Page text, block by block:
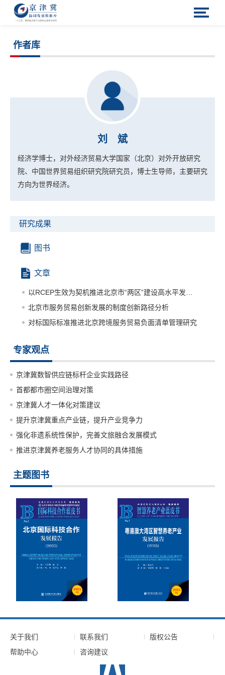
作者库
刘 斌
经济学博士，对外经济贸易大学国家（北京）对外开放研究
院、中国世界贸易组织研究院研究员，博士生导师，主要研究
方向为世界经济。
研究成果
图书
文章
以RCEP生效为契机推进北京市“两区”建设高水平发展研究
北京市服务贸易创新发展的制度创新路径分析
对标国际标准推进北京跨境服务贸易负面清单管理研究
专家观点
京津冀数智供应链标杆企业实践路径
首都都市圈空间治理对策
京津冀人才一体化对策建议
提升京津冀重点产业链，提升产业竞争力
强化非遗系统性保护，完善文旅融合发展模式
推进京津冀养老服务人才协同的具体措施
主题图书
关于我们 联系我们
版权公告
帮助中心
咨询建议